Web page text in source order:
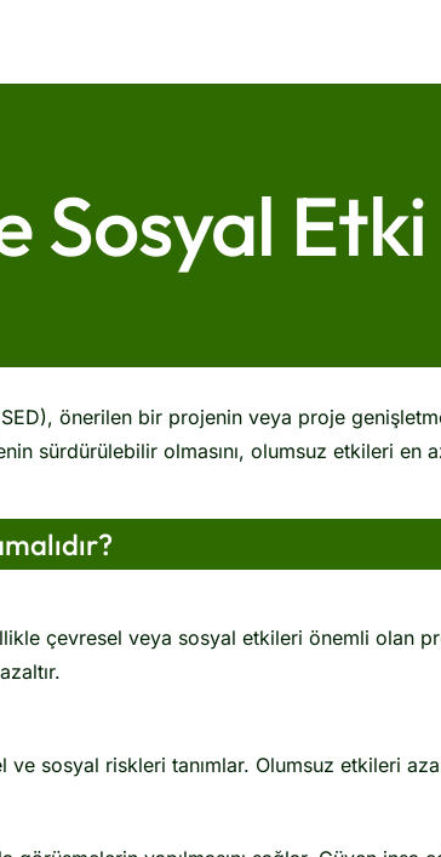
Sosyal
önerilen bir projenin veya proje
sürdürülebilir olmasını, olumsuz etkileri en
çevresel veya sosyal etkileri önemli olan
sosyal riskleri tanımlar. Olumsuz etkileri